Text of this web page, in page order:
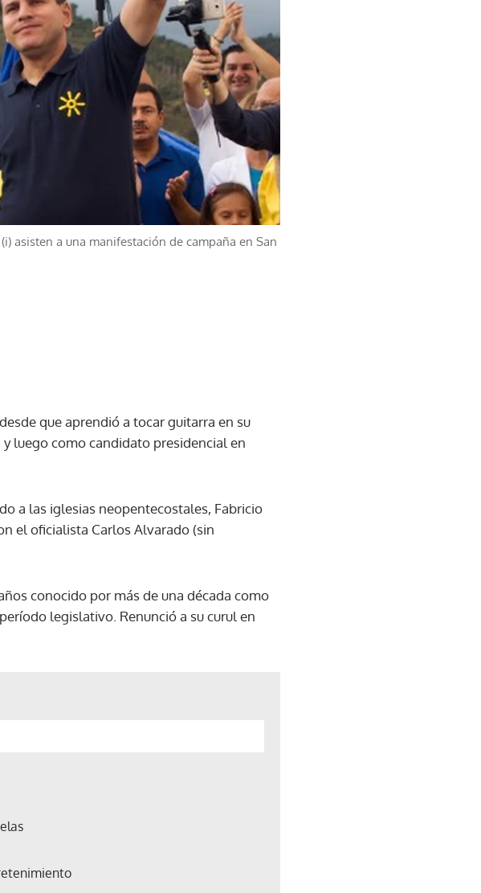
asisten a una manifestación de campaña en San
que aprendió a tocar guitarra en su
luego como candidato presidencial en
a las iglesias neopentecostales, Fabricio
el oficialista Carlos Alvarado (sin
conocido por más de una década como
legislativo. Renunció a su curul en